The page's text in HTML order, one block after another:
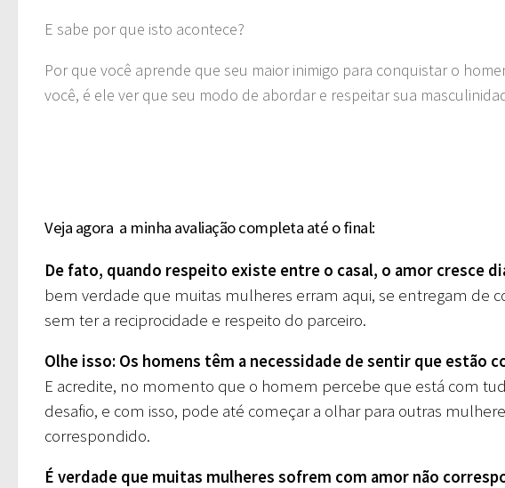
E sabe por que isto acontece?
Por que você aprende que seu maior inimigo para conquistar o
você, é ele ver que seu modo de abordar e respeitar sua
Veja agora a minha avaliação completa até o final:
De fato, quando respeito existe entre o casal, o amor cresce
bem verdade que muitas mulheres erram aqui, se entregam de
sem ter a reciprocidade e respeito do parceiro.
Olhe isso: Os homens têm a necessidade de sentir que estão
E acredite, no momento que o homem percebe que está com
desafio, e com isso, pode até começar a olhar para outras
correspondido.
É verdade que muitas mulheres sofrem com amor não